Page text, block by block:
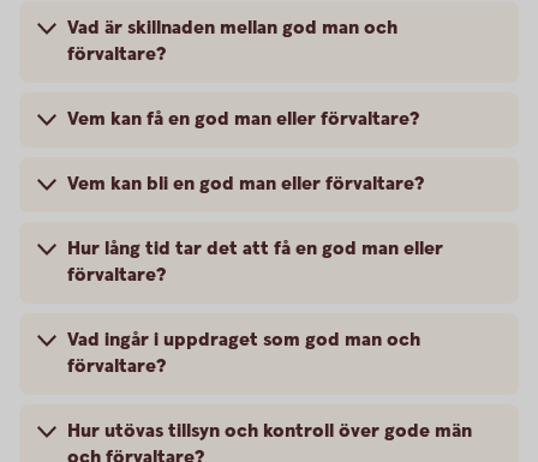
Vad är skillnaden mellan god man och
förvaltare?
Vem kan få en god man eller förvaltare?
Vem kan bli en god man eller förvaltare?
Hur lång tid tar det att få en god man eller
förvaltare?
Vad ingår i uppdraget som god man och
förvaltare?
Hur utövas tillsyn och kontroll över gode män